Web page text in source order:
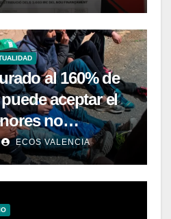
al 160% de
aceptar el
no
ECOS VALENCIA